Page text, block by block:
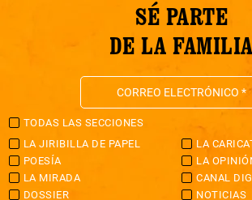
SÉ PARTE
DE LA FAMILIA
TODAS LAS SECCIONES
LA JIRIBILLA DE PAPEL
LA
POESÍA
LA
LA MIRADA
CANAL
DOSSIER
NOTICIAS